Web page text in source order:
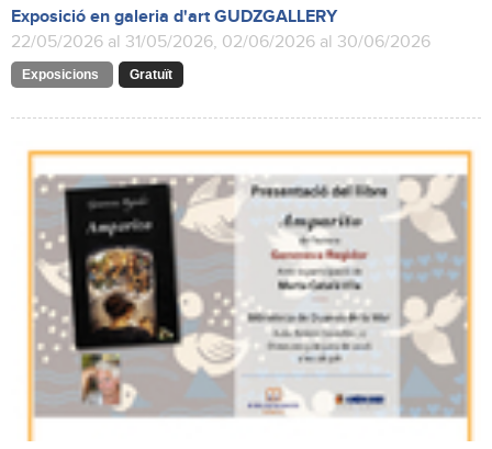
Exposició en galeria d'art GUDZGALLERY
22/05/2026 al 31/05/2026, 02/06/2026 al 30/06/2026
Exposicions Gratuït